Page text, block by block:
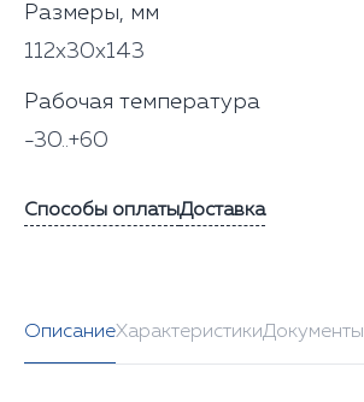
Размеры, мм
112х30х143
Рабочая температура
-30..+60
Способы оплатыДоставка
ОписаниеХарактеристикиДокументы